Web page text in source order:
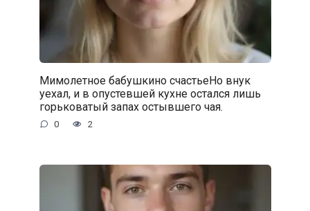
Мимолетное бабушкино счастьеНо внук
уехал, и в опустевшей кухне остался лишь
горьковатый запах остывшего чая.
0 2